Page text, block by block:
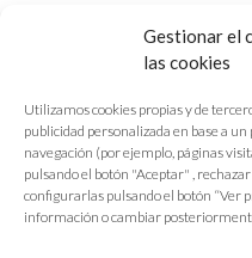
Gestionar el
las cookies
Utilizamos cookies propias y de
publicidad personalizada en base a
navegación (por ejemplo, páginas
pulsando el botón "Aceptar" ,
configurarlas pulsando el botón “Ver
información o cambiar
que desarrolla el Colegio de
E-mail *
Acepto lostérminos y condiciones